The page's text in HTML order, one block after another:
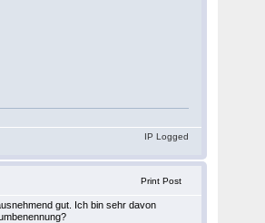
IP Logged
Print Post
gut. Ich bin sehr davon